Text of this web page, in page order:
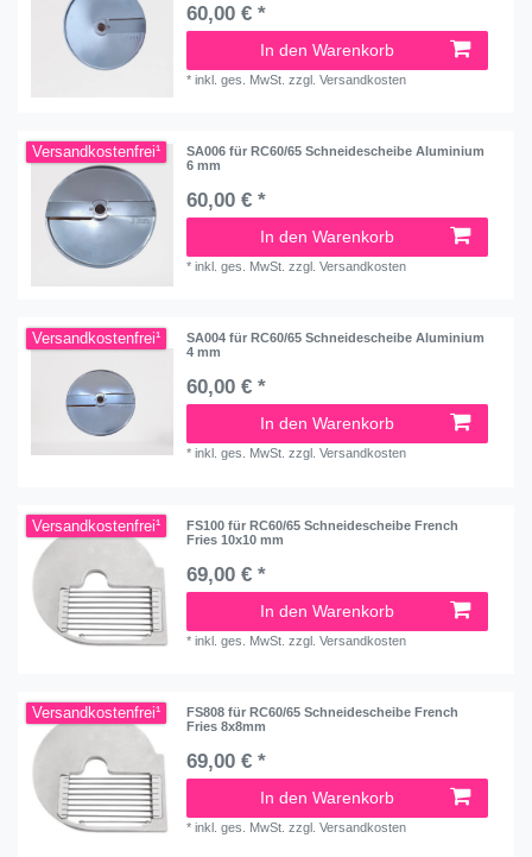
60,00 € *
In den Warenkorb
*inkl. ges. MwSt. zzgl.Versandkosten
Versandkostenfrei¹
SA006 für RC60/65 Schneidescheibe Aluminium
6 mm
60,00 € *
In den Warenkorb
*inkl. ges. MwSt. zzgl.Versandkosten
Versandkostenfrei¹
SA004 für RC60/65 Schneidescheibe Aluminium
4 mm
60,00 € *
In den Warenkorb
*inkl. ges. MwSt. zzgl.Versandkosten
Versandkostenfrei¹
FS100 für RC60/65 Schneidescheibe French
Fries 10x10 mm
69,00 € *
In den Warenkorb
*inkl. ges. MwSt. zzgl.Versandkosten
Versandkostenfrei¹
FS808 für RC60/65 Schneidescheibe French
Fries 8x8mm
69,00 € *
In den Warenkorb
*inkl. ges. MwSt. zzgl.Versandkosten